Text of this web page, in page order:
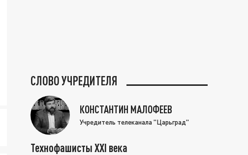
СЛОВО УЧРЕДИТЕЛЯ
КОНСТАНТИН МАЛОФЕЕВ
Учредитель телеканала "Царьград"
Технофашисты XXI века